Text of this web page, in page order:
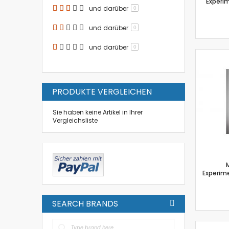
und darüber 0
und darüber 0
und darüber 0
PRODUKTE VERGLEICHEN
Sie haben keine Artikel in Ihrer
Vergleichsliste
SEARCH BRANDS